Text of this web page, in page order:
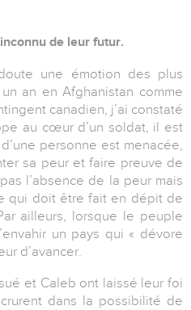
de leur futur.
une émotion des plus
an en Afghanistan comme
canadien, j’ai constaté
au cœur d’un soldat, il est
personne est menacée,
sa peur et faire preuve de
l’absence de la peur mais
qui doit être fait en dépit de
ailleurs, lorsque le peuple
un pays qui « dévore
d’avancer.
et Caleb ont laissé leur foi
dans la possibilité de